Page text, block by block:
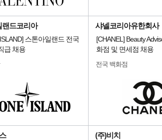
랜드코리아
스톤아일랜드 전국
급 채용
샤넬코리아유한회사
[CHANEL] Beauty
화점 및 면세점 채용
전국 백화점
(주)비치